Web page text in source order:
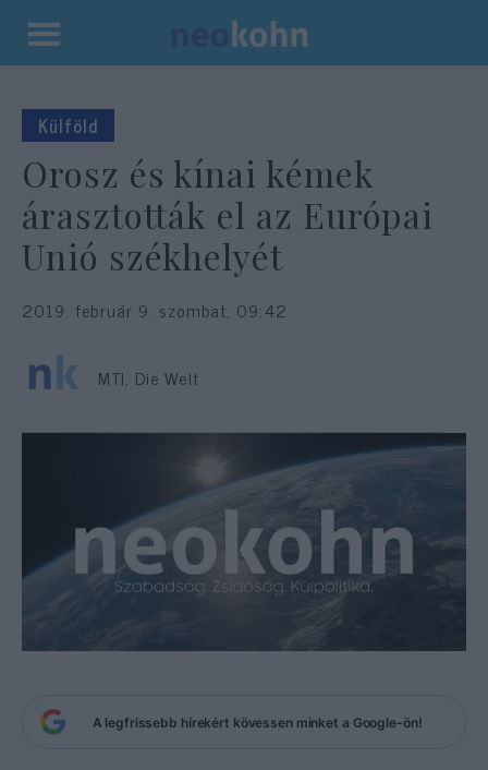
Kilépés
tartalomba
Külföld
Orosz és kínai kémek
árasztották el az Európai
Unió székhelyét
2019. február 9. szombat, 09:42
MTI, Die Welt
A legfrissebb hírekért kövessen minket a Google-ön!